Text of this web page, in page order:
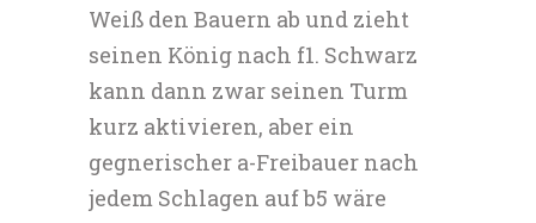
Weiß den Bauern ab und zieht
seinen König nach f1. Schwarz
kann dann zwar seinen Turm
kurz aktivieren, aber ein
gegnerischer a-Freibauer nach
jedem Schlagen auf b5 wäre